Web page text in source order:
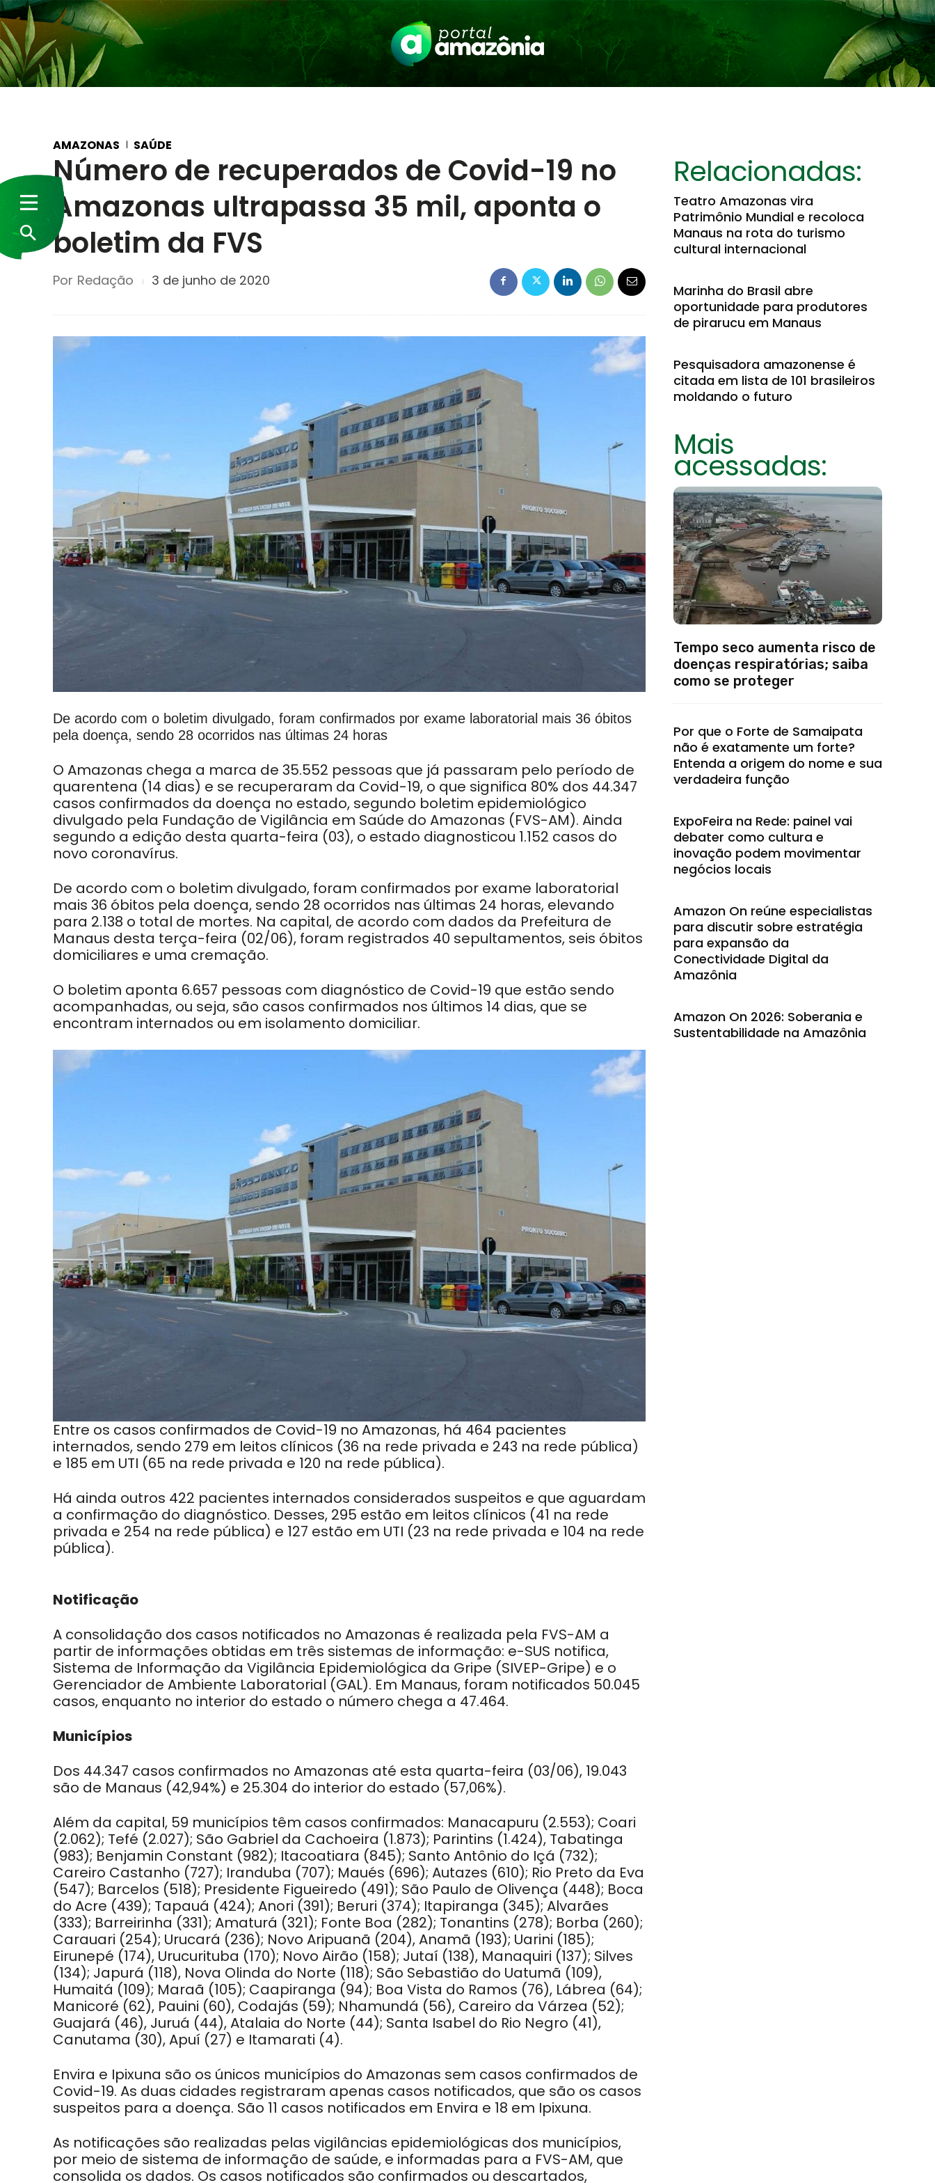
AMAZONAS SAÚDE
Número de recuperados de Covid-19 no
Amazonas ultrapassa 35 mil, aponta o
boletim da FVS
Por Redação 3 de junho de 2020
De acordo com o boletim divulgado, foram confirmados por exame laboratorial mais 36 óbitos
pela doença, sendo 28 ocorridos nas últimas 24 horas
O Amazonas chega a marca de 35.552 pessoas que já passaram pelo período de
quarentena (14 dias) e se recuperaram da Covid-19, o que significa 80% dos 44.347
casos confirmados da doença no estado, segundo boletim epidemiológico
divulgado pela Fundação de Vigilância em Saúde do Amazonas (FVS-AM). Ainda
segundo a edição desta quarta-feira (03), o estado diagnosticou 1.152 casos do
novo coronavírus.
De acordo com o boletim divulgado, foram confirmados por exame laboratorial
mais 36 óbitos pela doença, sendo 28 ocorridos nas últimas 24 horas, elevando
para 2.138 o total de mortes. Na capital, de acordo com dados da Prefeitura de
Manaus desta terça-feira (02/06), foram registrados 40 sepultamentos, seis óbitos
domiciliares e uma cremação.
O boletim aponta 6.657 pessoas com diagnóstico de Covid-19 que estão sendo
acompanhadas, ou seja, são casos confirmados nos últimos 14 dias, que se
encontram internados ou em isolamento domiciliar.
Entre os casos confirmados de Covid-19 no Amazonas, há 464 pacientes
internados, sendo 279 em leitos clínicos (36 na rede privada e 243 na rede pública)
e 185 em UTI (65 na rede privada e 120 na rede pública).
Há ainda outros 422 pacientes internados considerados suspeitos e que aguardam
a confirmação do diagnóstico. Desses, 295 estão em leitos clínicos (41 na rede
privada e 254 na rede pública) e 127 estão em UTI (23 na rede privada e 104 na rede
pública).
Notificação
A consolidação dos casos notificados no Amazonas é realizada pela FVS-AM a
partir de informações obtidas em três sistemas de informação: e-SUS notifica,
Sistema de Informação da Vigilância Epidemiológica da Gripe (SIVEP-Gripe) e o
Gerenciador de Ambiente Laboratorial (GAL). Em Manaus, foram notificados 50.045
casos, enquanto no interior do estado o número chega a 47.464.
Municípios
Dos 44.347 casos confirmados no Amazonas até esta quarta-feira (03/06), 19.043
são de Manaus (42,94%) e 25.304 do interior do estado (57,06%).
Além da capital, 59 municípios têm casos confirmados: Manacapuru (2.553); Coari
(2.062); Tefé (2.027); São Gabriel da Cachoeira (1.873); Parintins (1.424), Tabatinga
(983); Benjamin Constant (982); Itacoatiara (845); Santo Antônio do Içá (732);
Careiro Castanho (727); Iranduba (707); Maués (696); Autazes (610); Rio Preto da Eva
(547); Barcelos (518); Presidente Figueiredo (491); São Paulo de Olivença (448); Boca
do Acre (439); Tapauá (424); Anori (391); Beruri (374); Itapiranga (345); Alvarães
(333); Barreirinha (331); Amaturá (321); Fonte Boa (282); Tonantins (278); Borba (260);
Carauari (254); Urucará (236); Novo Aripuanã (204), Anamã (193); Uarini (185);
Eirunepé (174), Urucurituba (170); Novo Airão (158); Jutaí (138), Manaquiri (137); Silves
(134); Japurá (118), Nova Olinda do Norte (118); São Sebastião do Uatumã (109),
Humaitá (109); Maraã (105); Caapiranga (94); Boa Vista do Ramos (76), Lábrea (64);
Manicoré (62), Pauini (60), Codajás (59); Nhamundá (56), Careiro da Várzea (52);
Guajará (46), Juruá (44), Atalaia do Norte (44); Santa Isabel do Rio Negro (41),
Canutama (30), Apuí (27) e Itamarati (4).
Envira e Ipixuna são os únicos municípios do Amazonas sem casos confirmados de
Covid-19. As duas cidades registraram apenas casos notificados, que são os casos
suspeitos para a doença. São 11 casos notificados em Envira e 18 em Ipixuna.
As notificações são realizadas pelas vigilâncias epidemiológicas dos municípios,
por meio de sistema de informação de saúde, e informadas para a FVS-AM, que
consolida os dados. Os casos notificados são confirmados ou descartados,
Relacionadas:
Teatro Amazonas vira
Patrimônio Mundial e recoloca
Manaus na rota do turismo
cultural internacional
Marinha do Brasil abre
oportunidade para produtores
de pirarucu em Manaus
Pesquisadora amazonense é
citada em lista de 101 brasileiros
moldando o futuro
Mais
acessadas:
Tempo seco aumenta risco de
doenças respiratórias; saiba
como se proteger
Por que o Forte de Samaipata
não é exatamente um forte?
Entenda a origem do nome e sua
verdadeira função
ExpoFeira na Rede: painel vai
debater como cultura e
inovação podem movimentar
negócios locais
Amazon On reúne especialistas
para discutir sobre estratégia
para expansão da
Conectividade Digital da
Amazônia
Amazon On 2026: Soberania e
Sustentabilidade na Amazônia